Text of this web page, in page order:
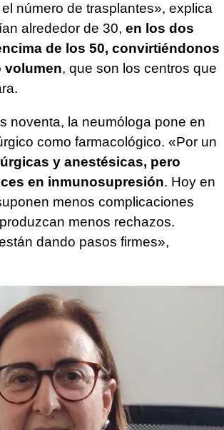
número de trasplantes», explica
alrededor de 30, en los dos
de los 50, convirtiéndonos
volumen, que son los centros que
noventa, la neumóloga pone en
como farmacológico. «Por un
y anestésicas, pero
en inmunosupresión. Hoy en
menos complicaciones
menos rechazos.
dando pasos firmes»,